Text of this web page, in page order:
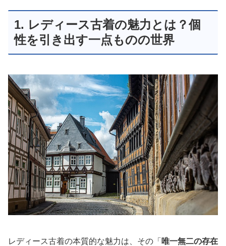
1. レディース古着の魅力とは？個
性を引き出す一点ものの世界
レディース古着の本質的な魅力は、その「 唯一無二の存在